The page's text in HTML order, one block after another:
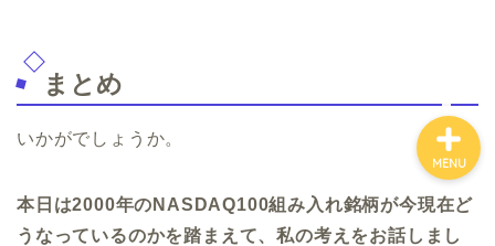
まとめ
いかがでしょうか。
本日は2000年のNASDAQ100組み入れ銘柄が今現在ど
うなっているのかを踏まえて、私の考えをお話しまし
MENU